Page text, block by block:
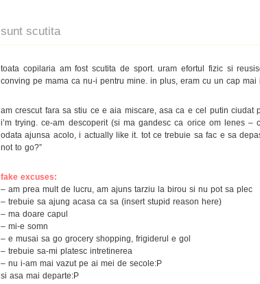
sunt scutita
toata copilaria am fost scutita de sport. uram efortul fizic si
conving pe mama ca nu-i pentru mine. in plus, eram cu un cap
am crescut fara sa stiu ce e aia miscare, asa ca e cel putin ciudat
i’m trying. ce-am descoperit (si ma gandesc ca orice om lenes
odata ajunsa acolo, i actually like it. tot ce trebuie sa fac e sa
not to go?”
fake excuses:
– am prea mult de lucru, am ajuns tarziu la birou si nu pot sa plec
– trebuie sa ajung acasa ca sa (insert stupid reason here)
– ma doare capul
– mi-e somn
– e musai sa go grocery shopping, frigiderul e gol
– trebuie sa-mi platesc intretinerea
– nu i-am mai vazut pe ai mei de secole:P
si asa mai departe:P